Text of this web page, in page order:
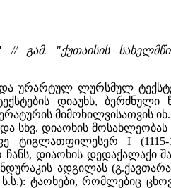
// გამ. "ქუთაისის
ურარტულ ლურსმულ
დიაუხს, ბერძნული
მიმოხილვისათვის
სხვ. დიაოხის
ტიგლათფილესერ I (1115-
დიაოხის დედაქალაქი
ადგილას
ს.ს.): ტაოხები, რომლებიც